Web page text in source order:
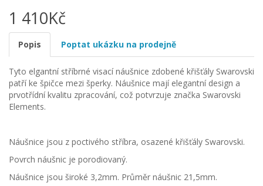
1 410Kč
Popis Poptat ukázku na prodejně
Tyto elgantní stříbrné visací náušnice zdobené křišťály Swarovski
patří ke špičce mezi šperky. Náušnice mají elegantní design a
prvotřídní kvalitu zpracování, což potvrzuje značka Swarovski
Elements.
Náušnice jsou z poctivého stříbra, osazené křišťály Swarovski.
Povrch náušnic je porodiovaný.
Náušnice jsou široké 3,2mm. Průměr náušnic 21,5mm.